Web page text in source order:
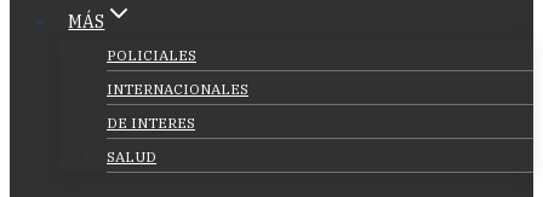
MÁS
POLICIALES
INTERNACIONALES
DE INTERES
SALUD